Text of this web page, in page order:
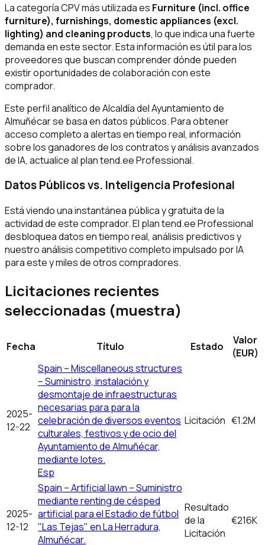
La categoría CPV más utilizada es Furniture (incl. office
furniture), furnishings, domestic appliances (excl.
lighting) and cleaning products, lo que indica una fuerte
demanda en este sector. Esta información es útil para los
proveedores que buscan comprender dónde pueden
existir oportunidades de colaboración con este
comprador.
Este perfil analítico de Alcaldía del Ayuntamiento de
Almuñécar se basa en datos públicos. Para obtener
acceso completo a alertas en tiempo real, información
sobre los ganadores de los contratos y análisis avanzados
de IA, actualice al plan tend.ee Professional.
Datos Públicos vs. Inteligencia Profesional
Está viendo una instantánea pública y gratuita de la
actividad de este comprador. El plan tend.ee Professional
desbloquea datos en tiempo real, análisis predictivos y
nuestro análisis competitivo completo impulsado por IA
para este y miles de otros compradores.
Licitaciones recientes
seleccionadas (muestra)
Fecha Título Estado
Valor
(EUR)
2025-
12-22
Spain – Miscellaneous structures
– Suministro, instalación y
desmontaje de infraestructuras
necesarias para para la
celebración de diversos eventos
culturales, festivos y de ocio del
Ayuntamiento de Almuñécar,
mediante lotes.
Esp
Licitación €1.2M
2025-
12-12
Spain – Artificial lawn – Suministro
mediante renting de césped
artificial para el Estadio de fútbol
"Las Tejas" en La Herradura,
Almuñécar.
Resultado
de la
Licitación
€216K